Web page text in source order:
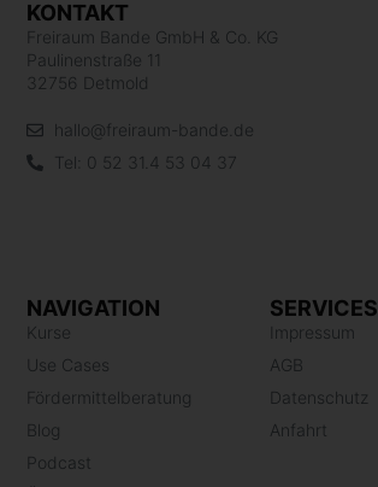
SERVICES
Impressum
AGB
Datenschutz
Anfahrt
NAVIGATION
Kurse
Use Cases
Fördermittelberatung
Blog
Podcast
KONTAKT
Freiraum Bande GmbH & Co. KG
Paulinenstraße 11
32756 Detmold
hallo@freiraum-bande.de
Tel: 0 52 31.4 53 04 37